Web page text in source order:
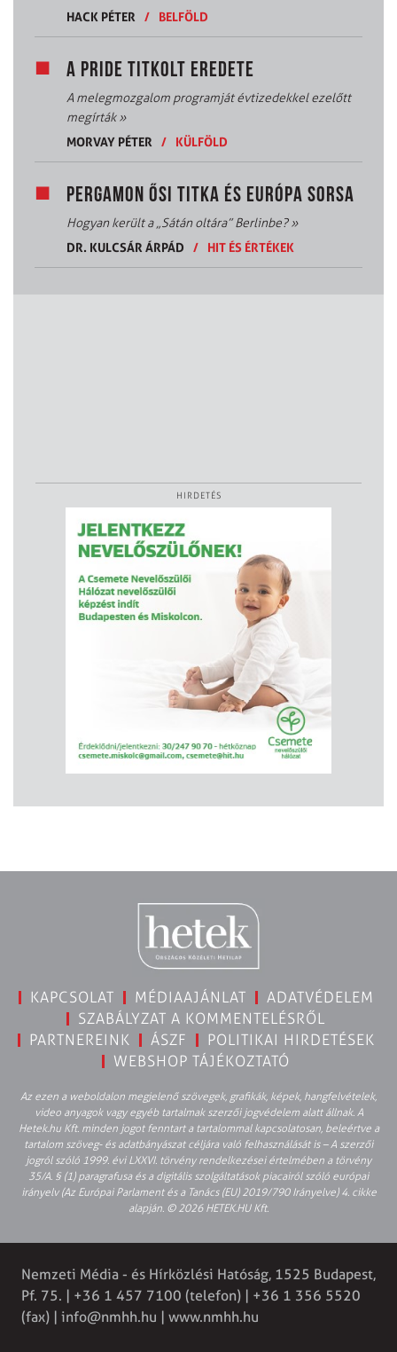
HACK PÉTER
/ BELFÖLD
A PRIDE TITKOLT EREDETE
A melegmozgalom programját évtizedekkel ezelőtt
megírták»
MORVAY PÉTER
/ KÜLFÖLD
PERGAMON ŐSI TITKA ÉS EURÓPA SORSA
Hogyan került a „Sátán oltára” Berlinbe?»
DR. KULCSÁR ÁRPÁD
/ HIT ÉS ÉRTÉKEK
HIRDETÉS
KAPCSOLAT MÉDIAAJÁNLAT
ADATVÉDELEM
SZABÁLYZAT A KOMMENTELÉSRŐL
PARTNEREINK
ÁSZF
POLITIKAI HIRDETÉSEK
WEBSHOP TÁJÉKOZTATÓ
Az ezen a weboldalon megjelenő szövegek, grafikák, képek, hangfelvételek,
video anyagok vagy egyéb tartalmak szerzői jogvédelem alatt állnak. A
Hetek.hu Kft. minden jogot fenntart a tartalommal kapcsolatosan, beleértve a
tartalom szöveg- és adatbányászat céljára való felhasználását is – A szerzői
jogról szóló 1999. évi LXXVI. törvény rendelkezései értelmében a törvény
35/A. § (1) paragrafusa és a digitális szolgáltatások piacairól szóló európai
irányelv (Az Európai Parlament és a Tanács (EU) 2019/790 Irányelve) 4. cikke
alapján. © 2026 HETEK.HU Kft.
Nemzeti Média - és Hírközlési Hatóság, 1525 Budapest,
Pf. 75. | +36 1 457 7100 (telefon) | +36 1 356 5520
(fax) | info@nmhh.hu | www.nmhh.hu